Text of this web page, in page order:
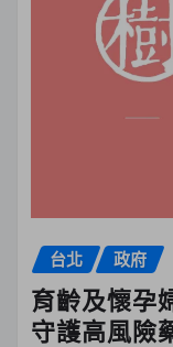
台北 政府
育齡及懷孕
守護高風險